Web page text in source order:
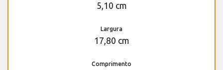
5,10 cm
Largura
17,80 cm
Comprimento